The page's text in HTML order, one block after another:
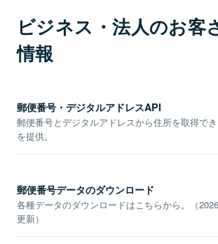
ビジネス・法人のお客
情報
郵便番号・デジタルアドレスAPI
郵便番号とデジタルアドレスから住所を取得で
を提供。
郵便番号データのダウンロード
各種データのダウンロードはこちらから。（
更新）